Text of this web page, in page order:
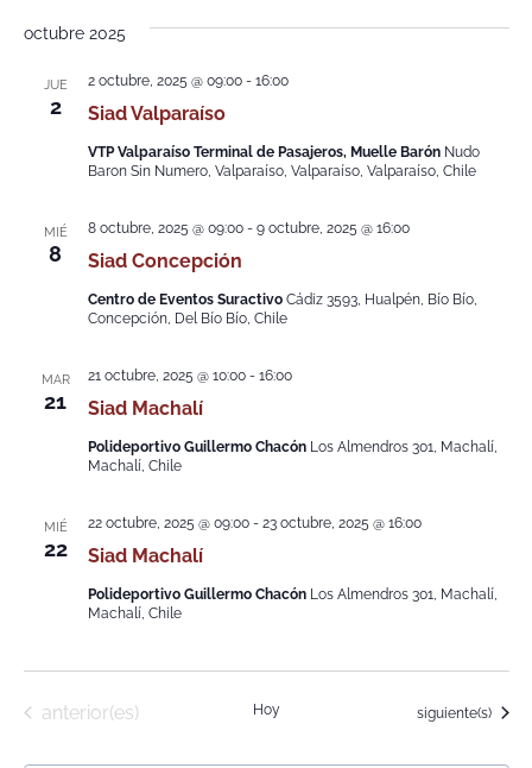
octubre 2025
JUE
2 Siad Valparaíso
2 octubre, 2025 @ 09:00- 16:00
VTP Valparaíso Terminal de Pasajeros, Muelle Barón Nudo
Baron Sin Numero, Valparaíso, Valparaíso, Valparaíso, Chile
MIÉ
8 Siad Concepción
8 octubre, 2025 @ 09:00- 9 octubre, 2025 @ 16:00
Centro de Eventos Suractivo Cádiz 3593, Hualpén, Bío Bío,
Concepción, Del Bío Bío, Chile
MAR
21 Siad Machalí
21 octubre, 2025 @ 10:00- 16:00
Polideportivo Guillermo Chacón Los Almendros 301, Machalí,
Machalí, Chile
MIÉ
22 Siad Machalí
22 octubre, 2025 @ 09:00- 23 octubre, 2025 @ 16:00
Polideportivo Guillermo Chacón Los Almendros 301, Machalí,
Machalí, Chile
Eventos
anterior(es) Hoy Eventos
siguiente(s)